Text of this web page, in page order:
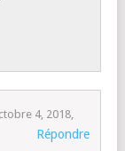
récent et j’ai
les jeux
temps le seul
beaucoup plus
la puissance
des